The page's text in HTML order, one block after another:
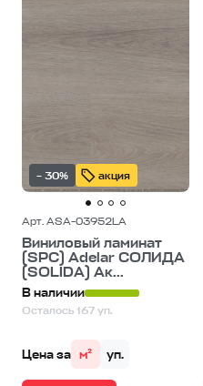
– 30% акция
Арт. ASA-03952LA
Виниловый ламинат
(SPC) Adelar СОЛИДА
(SOLIDA) Ак...
В наличии
Осталось 167 уп.
Цена за м² уп.